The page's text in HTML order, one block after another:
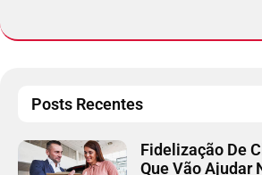
Posts Recentes
Fidelização De
Que Vão Ajudar